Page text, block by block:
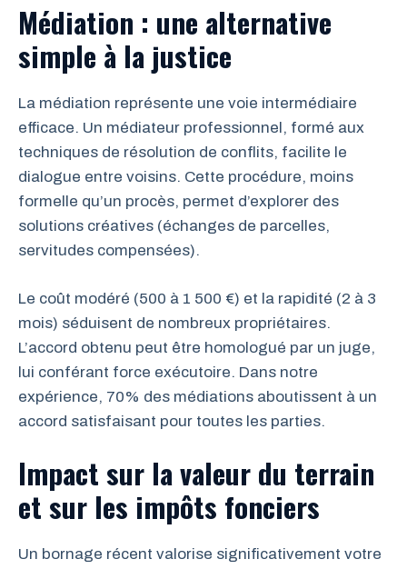
Médiation : une alternative
simple à la justice
La médiation représente une voie intermédiaire
efficace. Un médiateur professionnel, formé aux
techniques de résolution de conflits, facilite le
dialogue entre voisins. Cette procédure, moins
formelle qu’un procès, permet d’explorer des
solutions créatives (échanges de parcelles,
servitudes compensées).
Le coût modéré (500 à 1 500 €) et la rapidité (2 à 3
mois) séduisent de nombreux propriétaires.
L’accord obtenu peut être homologué par un juge,
lui conférant force exécutoire. Dans notre
expérience, 70% des médiations aboutissent à un
accord satisfaisant pour toutes les parties.
Impact sur la valeur du terrain
et sur les impôts fonciers
Un bornage récent valorise significativement votre